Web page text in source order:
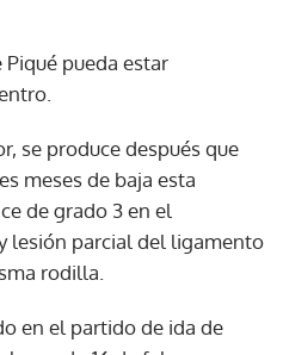
pueda estar
se produce después que
meses de baja esta
de grado 3 en el
lesión parcial del ligamento
rodilla.
en el partido de ida de